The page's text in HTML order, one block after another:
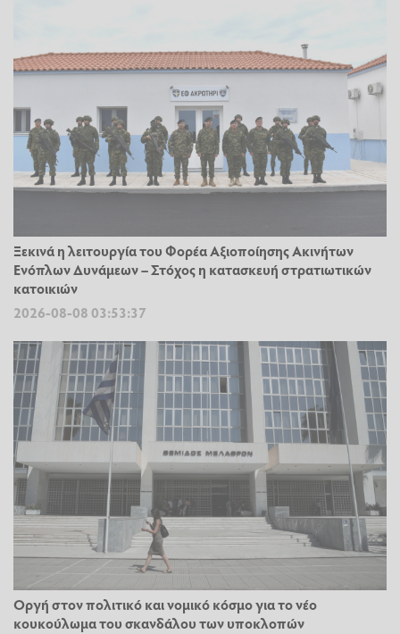
Ξεκινά η λειτουργία του Φορέα Αξιοποίησης Ακινήτων
Ενόπλων Δυνάμεων – Στόχος η κατασκευή στρατιωτικών
κατοικιών
2026-08-08 03:53:37
Οργή στον πολιτικό και νομικό κόσμο για το νέο
κουκούλωμα του σκανδάλου των υποκλοπών